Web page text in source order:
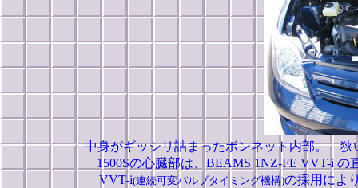
中身がギッシリ詰まったボンネット内部。 狭
1500Sの心臓部は、BEAMS 1NZ-FE VVT-i の
VVT-i(連続可変バルブタイミング機構)の採用によ